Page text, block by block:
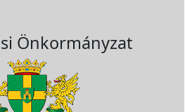
Önkormányzat